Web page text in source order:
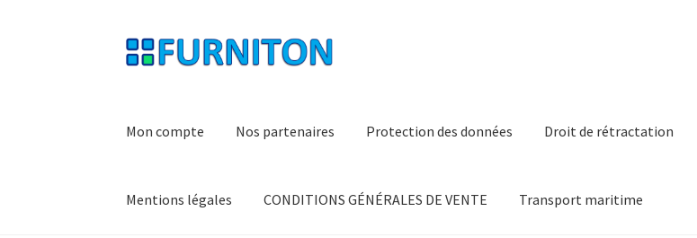
Aller
à
Aller
au
Mon compte Nos partenaires Protection des données Droit de rétractation
Mentions légales CONDITIONS GÉNÉRALES DE VENTE Transport maritime